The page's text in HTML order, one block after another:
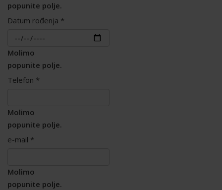
popunite polje.
Datum rođenja *
Molimo
popunite polje.
Telefon *
Molimo
popunite polje.
e-mail *
Molimo
popunite polje.